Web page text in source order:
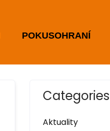
POKUSOHRANÍ
Categories
Aktuality